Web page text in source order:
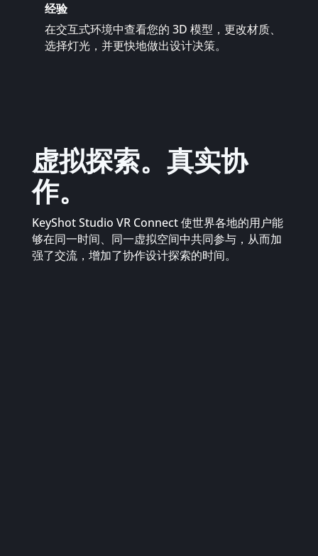
经验
在交互式环境中查看您的 3D 模型，更改材质、
选择灯光，并更快地做出设计决策。
虚拟探索。真实协
作。
KeyShot Studio VR Connect 使世界各地的用户能
够在同一时间、同一虚拟空间中共同参与，从而加
强了交流，增加了协作设计探索的时间。